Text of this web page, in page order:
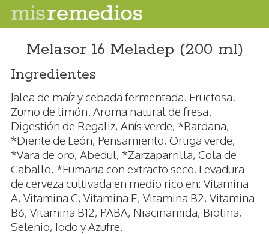
Melasor 16 Meladep (200 ml)
Ingredientes
Jalea de maíz y cebada fermentada. Fructosa.
Zumo de limón. Aroma natural de fresa.
Digestión de Regaliz, Anís verde, *Bardana,
*Diente de León, Pensamiento, Ortiga verde,
*Vara de oro, Abedul, *Zarzaparrilla, Cola de
Caballo, *Fumaria con extracto seco. Levadura
de cerveza cultivada en medio rico en: Vitamina
A, Vitamina C, Vitamina E, Vitamina B2, Vitamina
B6, Vitamina B12, PABA, Niacinamida, Biotina,
Selenio, Iodo y Azufre.